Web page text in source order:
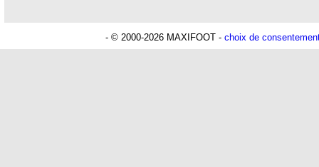
- © 2000-2026 MAXIFOOT - choix de